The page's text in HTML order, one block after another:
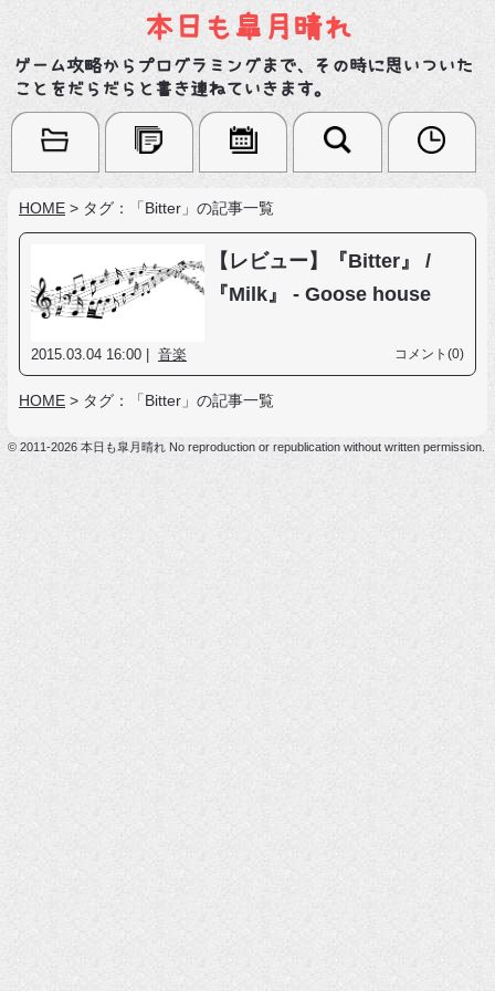
本日も皐月晴れ
ゲーム攻略からプログラミングまで、その時に思いついた
ことをだらだらと書き連ねていきます。
HOME > タグ：「Bitter」の記事一覧
【レビュー】『Bitter』 /
『Milk』 - Goose house
2015.03.04 16:00 | 音楽 コメント(0)
HOME > タグ：「Bitter」の記事一覧
© 2011-2026 本日も皐月晴れ No reproduction or republication without written permission.